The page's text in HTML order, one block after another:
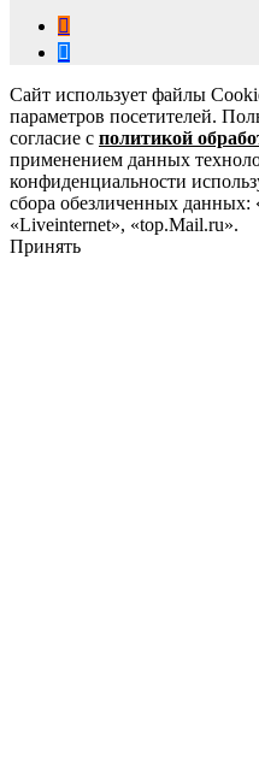
Сайт использует файлы
параметров посетителей.
согласие с политикой
применением данных
конфиденциальности
сбора обезличенных
«Liveinternet», «top.Mail.ru».
Принять